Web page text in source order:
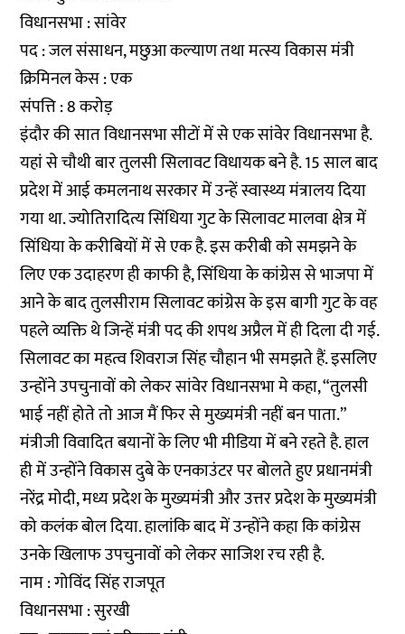
विधानसभा : सांवेर
पद : जल संसाधन, मछुआ कल्याण तथा मत्स्य विकास मंत्री
क्रिमिनल केस : एक
संपत्ति : 8 करोड़
इंदौर की सात विधानसभा सीटों में से एक सांवेर विधानसभा है.
यहां से चौथी बार तुलसी सिलावट विधायक बने है. 15 साल बाद
प्रदेश में आई कमलनाथ सरकार में उन्हें स्वास्थ्य मंत्रालय दिया
गया था. ज्योतिरादित्य सिंधिया गुट के सिलावट मालवा क्षेत्र में
सिंधिया के करीबियों में से एक है. इस करीबी को समझने के
लिए एक उदाहरण ही काफी है, सिंधिया के कांग्रेस से भाजपा में
आने के बाद तुलसीराम सिलावट कांग्रेस के इस बागी गुट के वह
पहले व्यक्ति थे जिन्हें मंत्री पद की शपथ अप्रैल में ही दिला दी गई.
सिलावट का महत्व शिवराज सिंह चौहान भी समझते हैं. इसलिए
उन्होंने उपचुनावों को लेकर सांवेर विधानसभा मे कहा, “तुलसी
भाई नहीं होते तो आज मैं फिर से मुख्यमंत्री नहीं बन पाता.”
मंत्रीजी विवादित बयानों के लिए भी मीडिया में बने रहते है. हाल
ही में उन्होंने विकास दुबे के एनकाउंटर पर बोलते हुए प्रधानमंत्री
नरेंद्र मोदी, मध्य प्रदेश के मुख्यमंत्री और उत्तर प्रदेश के मुख्यमंत्री
को कलंक बोल दिया. हालांकि बाद में उन्होंने कहा कि कांग्रेस
उनके खिलाफ उपचुनावों को लेकर साजिश रच रही है.
नाम : गोविंद सिंह राजपूत
विधानसभा : सुरखी